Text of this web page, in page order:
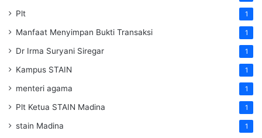
Plt 1
Manfaat Menyimpan Bukti Transaksi 1
Dr Irma Suryani Siregar 1
Kampus STAIN 1
menteri agama 1
Plt Ketua STAIN Madina 1
stain Madina 1